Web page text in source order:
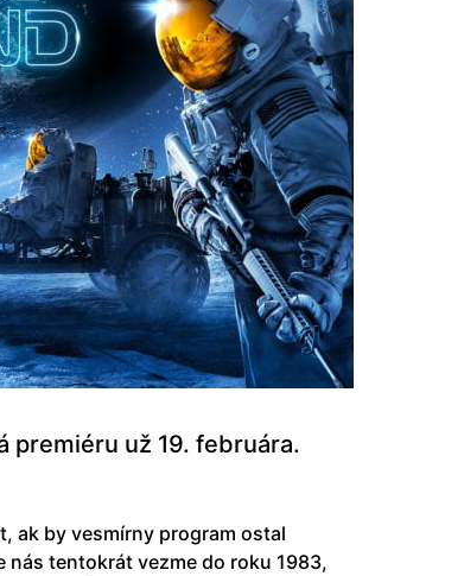
premiéru už 19. februára.
ak by vesmírny program ostal
tentokrát vezme do roku 1983,